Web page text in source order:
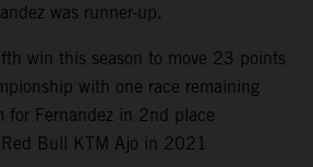
was runner-up.
win this season to move 23 points
with one race remaining
for Fernandez in 2nd place
Bull KTM Ajo in 2021